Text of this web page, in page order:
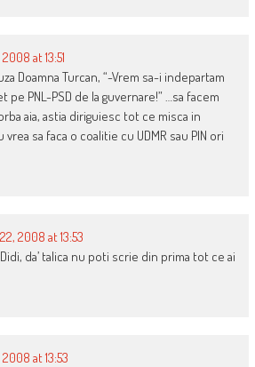
at 13:51
Doamna Turcan, “-Vrem sa-i indepartam
pe PNL-PSD de la guvernare!” …sa facem
aia, astia diriguiesc tot ce misca in
sa faca o coalitie cu UDMR sau PIN ori
2008 at 13:53
da’ talica nu poti scrie din prima tot ce ai
at 13:53